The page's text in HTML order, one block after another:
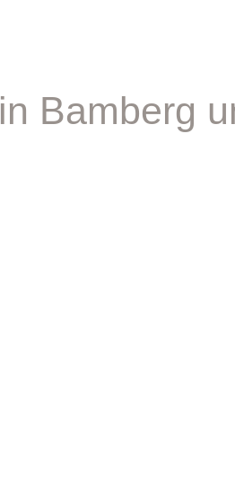
Bamberg